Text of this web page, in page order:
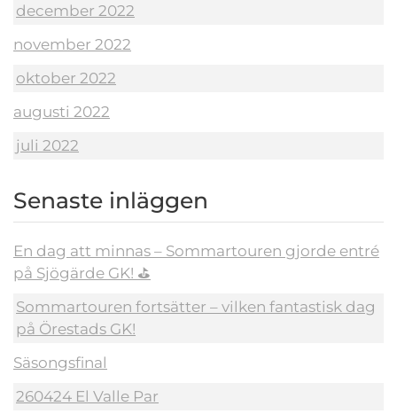
december 2022
november 2022
oktober 2022
augusti 2022
juli 2022
Senaste inläggen
En dag att minnas – Sommartouren gjorde entré
på Sjögärde GK! ⛳️
Sommartouren fortsätter – vilken fantastisk dag
på Örestads GK!
Säsongsfinal
260424 El Valle Par